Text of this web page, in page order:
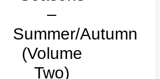
–
Summer/Autumn
(Volume
Two)